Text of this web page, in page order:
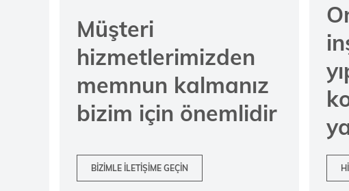
Müşteri
hizmetlerimizden
memnun kalmanız
bizim için önemlidir
BIZIMLE ILETIŞIME GEÇIN